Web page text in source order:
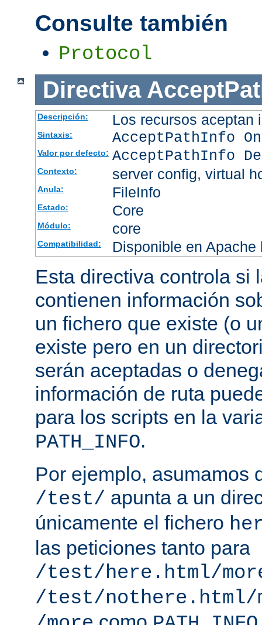
Consulte también
Protocol
Directiva
Descripción: Los recursos aceptan
Sintaxis: AcceptPathInfo
Valor por defecto: AcceptPathInfo
Contexto: server config, virtual
Anula: FileInfo
Estado: Core
Módulo: core
Compatibilidad: Disponible en
Esta directiva controla si
contienen información
un fichero que existe (o
existe pero en un
serán aceptadas o
información de ruta
para los scripts en la
PATH_INFO.
Por ejemplo, asumamos
/test/ apunta a un
únicamente el fichero
las peticiones tanto para
/test/here.html/
/test/nothere.html/